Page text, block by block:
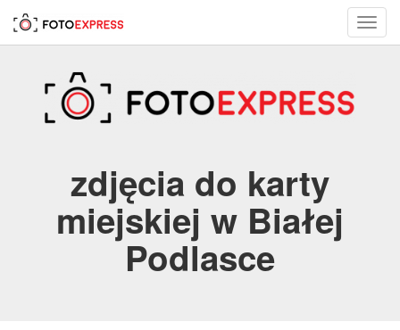
zdjęcia do karty
miejskiej w Białej
Podlasce